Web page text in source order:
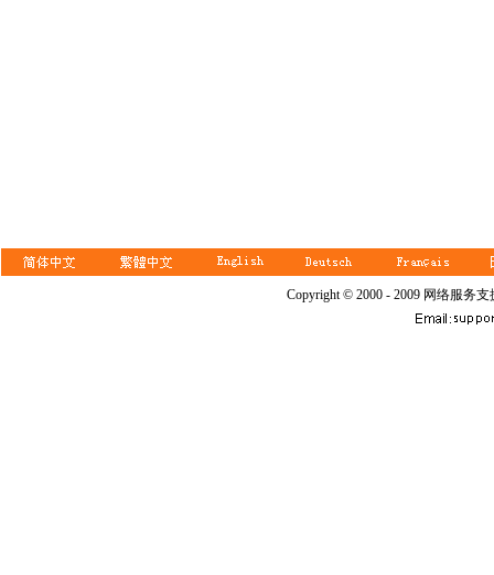
Copyright © 2000 - 2009 网络服务